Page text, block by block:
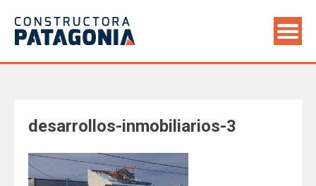
contenido
desarrollos-inmobiliarios-3